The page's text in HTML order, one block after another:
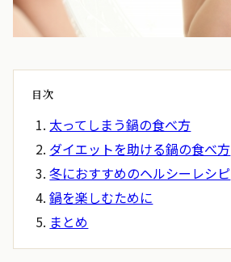
目次
太ってしまう鍋の食べ方
ダイエットを助ける鍋の食べ方
冬におすすめのヘルシーレシピ
鍋を楽しむために
まとめ